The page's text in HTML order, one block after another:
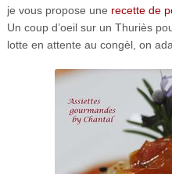
je vous propose une recette de
Un coup d’oeil sur un Thuriès
lotte en attente au congèl, on